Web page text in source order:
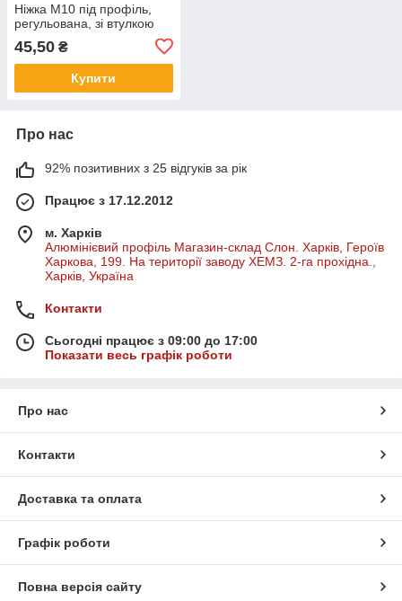
Ніжка М10 під профіль,
регульована, зі втулкою
45,50 ₴
Купити
Про нас
92% позитивних з 25 відгуків за рік
Працює з 17.12.2012
м. Харків
Алюмінієвий профіль Магазин-склад Слон. Харків, Героїв
Харкова, 199. На території заводу ХЕМЗ. 2-га прохідна.,
Харків, Україна
Контакти
Сьогодні працює з 09:00 до 17:00
Показати весь графік роботи
Про нас
Контакти
Доставка та оплата
Графік роботи
Повна версія сайту